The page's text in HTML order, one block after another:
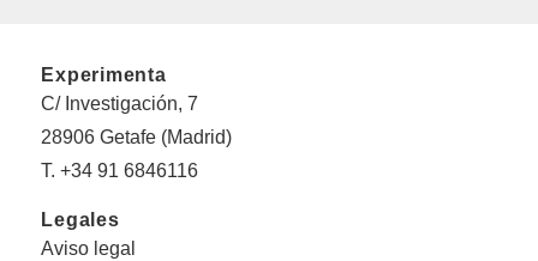
Experimenta
C/ Investigación, 7
28906 Getafe (Madrid)
T. +34 91 6846116
Legales
Aviso legal